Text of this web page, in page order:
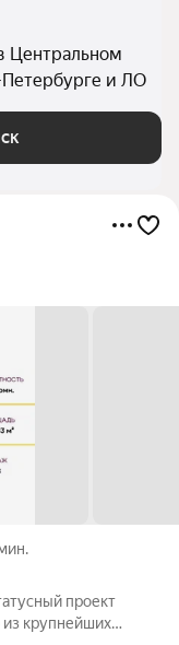
Центральном
Петербурге и ЛО
из крупнейших